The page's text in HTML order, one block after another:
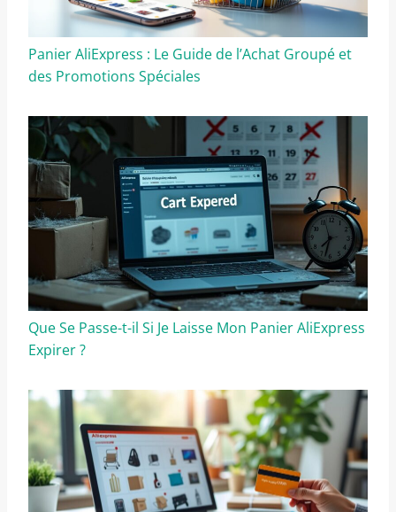
Panier AliExpress : Le Guide de l’Achat Groupé et
des Promotions Spéciales
Que Se Passe-t-il Si Je Laisse Mon Panier AliExpress
Expirer ?